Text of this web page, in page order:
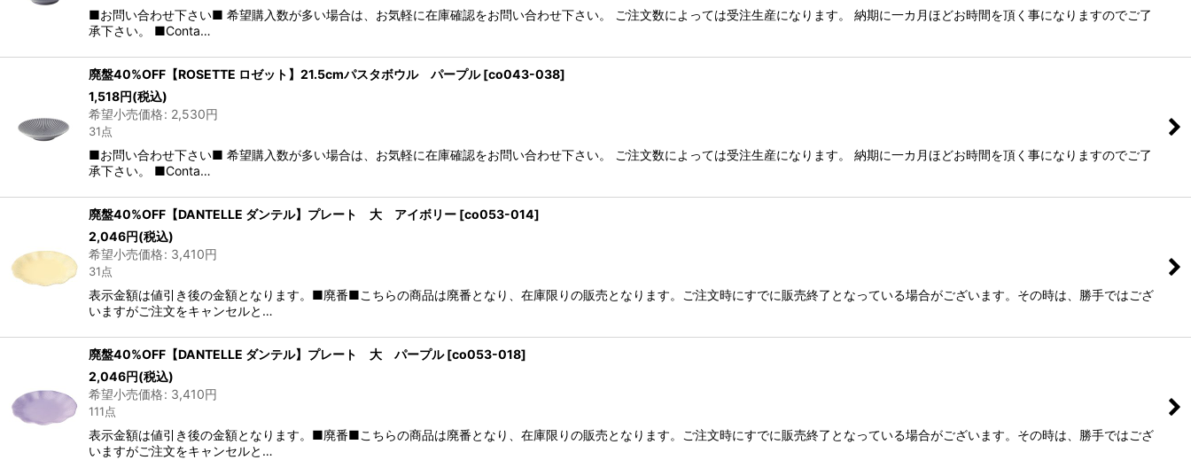
■お問い合わせ下さい■ 希望購入数が多い場合は、お気軽に在庫確認をお問い合わせ下さい。 ご注文数によっては受注生産になります。 納期に一カ月ほどお時間を頂く事になりますのでご了
承下さい。 ■Conta…
廃盤40%OFF【ROSETTE ロゼット】21.5cmパスタボウル パープル [co043-038]
1,518円(税込)
希望小売価格: 2,530円
31点
■お問い合わせ下さい■ 希望購入数が多い場合は、お気軽に在庫確認をお問い合わせ下さい。 ご注文数によっては受注生産になります。 納期に一カ月ほどお時間を頂く事になりますのでご了
承下さい。 ■Conta…
廃盤40%OFF【DANTELLE ダンテル】プレート 大 アイボリー [co053-014]
2,046円(税込)
希望小売価格: 3,410円
31点
表示金額は値引き後の金額となります。■廃番■こちらの商品は廃番となり、在庫限りの販売となります。ご注文時にすでに販売終了となっている場合がございます。その時は、勝手ではござ
いますがご注文をキャンセルと…
廃盤40%OFF【DANTELLE ダンテル】プレート 大 パープル [co053-018]
2,046円(税込)
希望小売価格: 3,410円
111点
表示金額は値引き後の金額となります。■廃番■こちらの商品は廃番となり、在庫限りの販売となります。ご注文時にすでに販売終了となっている場合がございます。その時は、勝手ではござ
いますがご注文をキャンセルと…